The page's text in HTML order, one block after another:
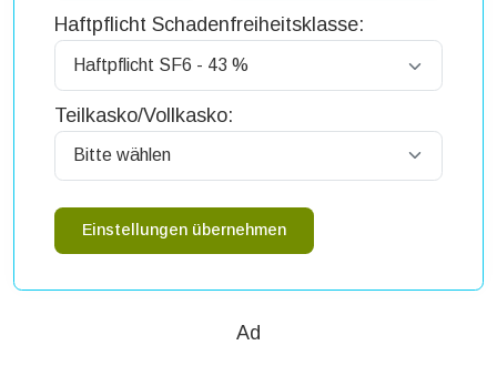
Haftpflicht Schadenfreiheitsklasse:
Teilkasko/Vollkasko:
Einstellungen übernehmen
Ad